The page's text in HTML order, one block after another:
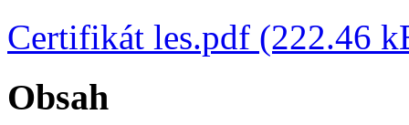
Certifikát les.pdf (222.46
Obsah